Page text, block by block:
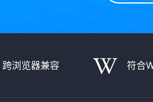
跨浏览器兼容 符合